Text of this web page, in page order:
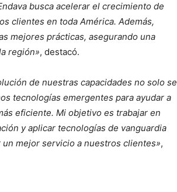
busca acelerar el crecimiento de
clientes en toda América. Además,
mejores prácticas, asegurando una
región», destacó.
de nuestras capacidades no solo se
tecnologías emergentes para ayudar a
eficiente. Mi objetivo es trabajar en
y aplicar tecnologías de vanguardia
mejor servicio a nuestros clientes»,